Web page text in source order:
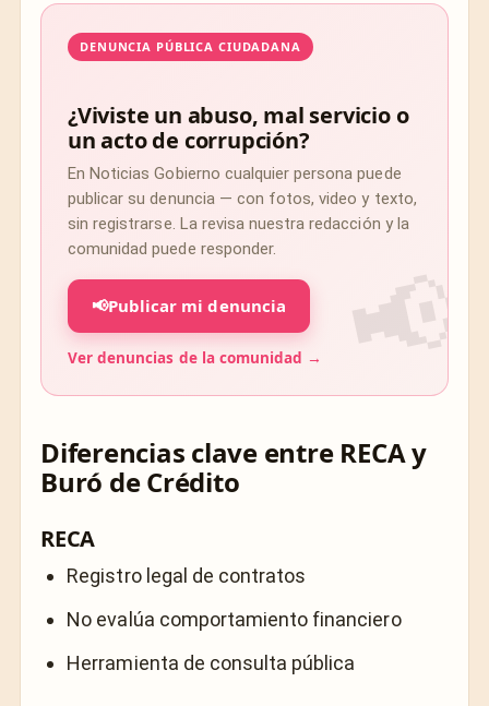
DENUNCIA PÚBLICA CIUDADANA
¿Viviste un abuso, mal servicio o
un acto de corrupción?
En Noticias Gobierno cualquier persona puede
publicar su denuncia — con fotos, video y texto,
sin registrarse. La revisa nuestra redacción y la
comunidad puede responder.
📢Publicar mi denuncia
Ver denuncias de la comunidad →
Diferencias clave entre RECA y
Buró de Crédito
RECA
Registro legal de contratos
No evalúa comportamiento financiero
Herramienta de consulta pública